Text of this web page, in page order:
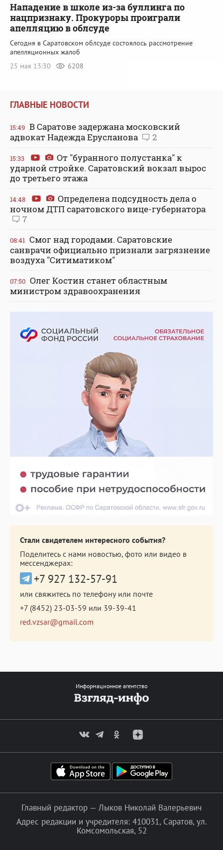
Нападение в школе из-за буллинга по
нацпризнаку. Прокуроры проиграли
апелляцию в облсуде
Сегодня в Саратовском облсуде состоялось рассмотрение
апелляционных жалоб
25 мая 13:30
6208
ГЛАВНЫЕ НОВОСТИ
15:49 В Саратове задержана московский
адвокат Надежда Ерусланова
2
15:33
От "буранного полустанка" к
ударной стройке. Саратовский вокзал вырос
до третьего этажа
14:48
Определена подсудность дела о
ночном ДТП саратовского вице-губернатора
7
08:41 Смог над городами. Саратовские
санврачи официально признали загрязнение
воздуха "Ситиматиком"
07:50 Олег Костин станет областным
министром здравоохранения
Стали свидетелем интересного события?
Поделитесь с нами новостью, фото или видео в
мессенджерах:
+7 927 132-57-91
или свяжитесь по телефону или почте
+7 (8452) 23-03-59 или 39-39-41
red.vzsar@gmail.com
Информационное агентство
Главный редактор — Лыков Николай Валерьевич
Адрес редакции и учредителя: 410031, Саратов, ул.
Комсомольская, 52